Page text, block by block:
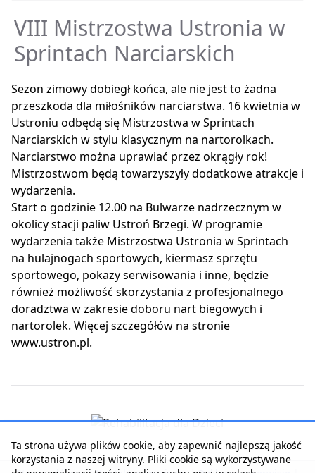
VIII Mistrzostwa Ustronia w
Sprintach Narciarskich
Sezon zimowy dobiegł końca, ale nie jest to żadna
przeszkoda dla miłośników narciarstwa. 16 kwietnia w
Ustroniu odbędą się Mistrzostwa w Sprintach
Narciarskich w stylu klasycznym na nartorolkach.
Narciarstwo można uprawiać przez okrągły rok!
Mistrzostwom będą towarzyszyły dodatkowe atrakcje i
wydarzenia.
Start o godzinie 12.00 na Bulwarze nadrzecznym w
okolicy stacji paliw Ustroń Brzegi. W programie
wydarzenia także Mistrzostwa Ustronia w Sprintach
na hulajnogach sportowych, kiermasz sprzętu
sportowego, pokazy serwisowania i inne, będzie
również możliwość skorzystania z profesjonalnego
doradztwa w zakresie doboru nart biegowych i
nartorolek. Więcej szczegółów na stronie
www.ustron.pl.
Ta strona używa plików cookie, aby zapewnić najlepszą jakość
korzystania z naszej witryny. Pliki cookie są wykorzystywane